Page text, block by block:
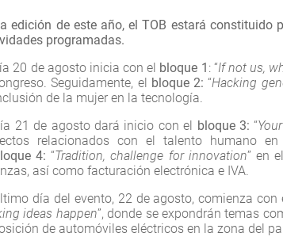
edición de este año, el TOB estará constituido
programadas.
20 de agosto inicia con el bloque 1 : “If not us,
Seguidamente, el bloque 2: “Hacking
de la mujer en la tecnología.
21 de agosto dará inicio con el
bloque 3:“
relacionados con el talento humano
4:“Tradition, challenge for innovation” en
así como facturación electrónica e IVA.
día del evento, 22 de agosto, comienza con
ideas happen”, donde se expondrán temas
de automóviles eléctricos en la zona del